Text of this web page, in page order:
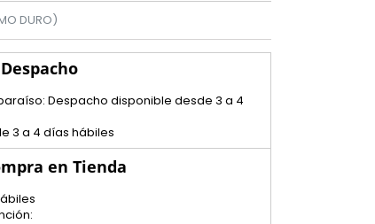
DURO)
Despacho disponible desde 3 a 4
3 a 4 días hábiles
en Tienda